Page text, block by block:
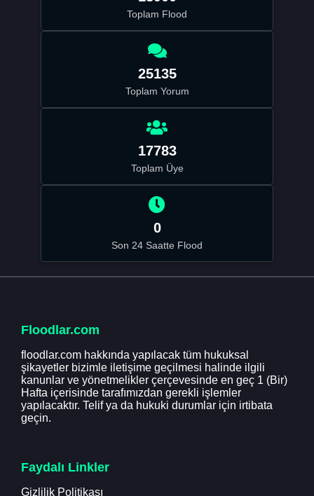
Toplam Flood
25135
Toplam Yorum
17783
Toplam Üye
0
Son 24 Saatte Flood
Floodlar.com
floodlar.com hakkında yapılacak tüm hukuksal
şikayetler bizimle iletişime geçilmesi halinde ilgili
kanunlar ve yönetmelikler çerçevesinde en geç 1 (Bir)
Hafta içerisinde tarafımızdan gerekli işlemler
yapılacaktır. Telif ya da hukuki durumlar için irtibata
geçin.
Faydalı Linkler
Gizlilik Politikası